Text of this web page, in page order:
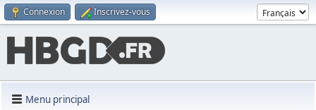
Connexion Inscrivez-vous
Menu principal